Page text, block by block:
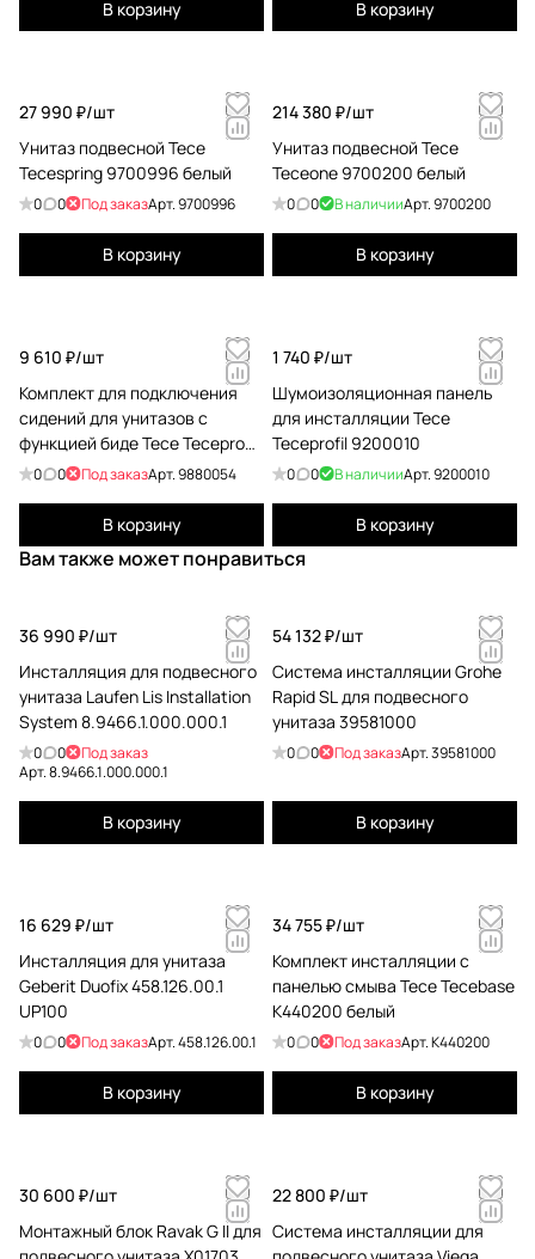
В корзину В корзину
27 990 ₽/шт
Унитаз подвесной Tece
Tecespring 9700996 белый
0 0 Под заказАрт.9700996
В корзину
214 380 ₽/шт
Унитаз подвесной Tece
Teceone 9700200 белый
0 0 В наличииАрт.9700200
В корзину
9 610 ₽/шт
Комплект для подключения
сидений для унитазов с
функцией биде Tece Teceprofil
9880054
0 0 Под заказАрт.9880054
В корзину
1 740 ₽/шт
Шумоизоляционная панель
для инсталляции Tece
Teceprofil 9200010
0 0 В наличииАрт.9200010
В корзину
Вам также может понравиться
36 990 ₽/шт
Инсталляция для подвесного
унитаза Laufen Lis Installation
System 8.9466.1.000.000.1
0 0
Под заказ
Арт.8.9466.1.000.000.1
В корзину
54 132 ₽/шт
Система инсталляции Grohe
Rapid SL для подвесного
унитаза 39581000
0 0 Под заказАрт.39581000
В корзину
16 629 ₽/шт
Инсталляция для унитаза
Geberit Duofix 458.126.00.1
UP100
0 0 Под заказАрт.458.126.00.1
В корзину
34 755 ₽/шт
Комплект инсталляции с
панелью смыва Tece Tecebase
K440200 белый
0 0 Под заказАрт.K440200
В корзину
30 600 ₽/шт
Монтажный блок Ravak G II для
22 800 ₽/шт
Система инсталляции для